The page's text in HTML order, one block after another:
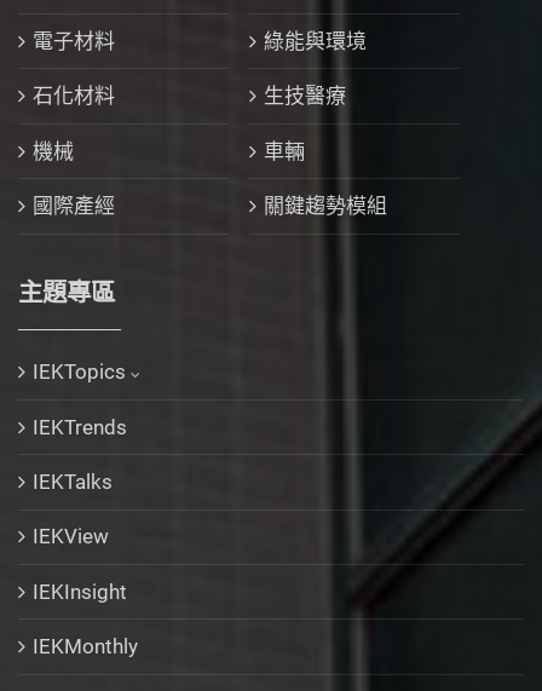
電子材料 綠能與環境
石化材料 生技醫療
機械 車輛
國際產經 關鍵趨勢模組
主題專區
IEKTopics
IEKTrends
IEKTalks
IEKView
IEKInsight
IEKMonthly